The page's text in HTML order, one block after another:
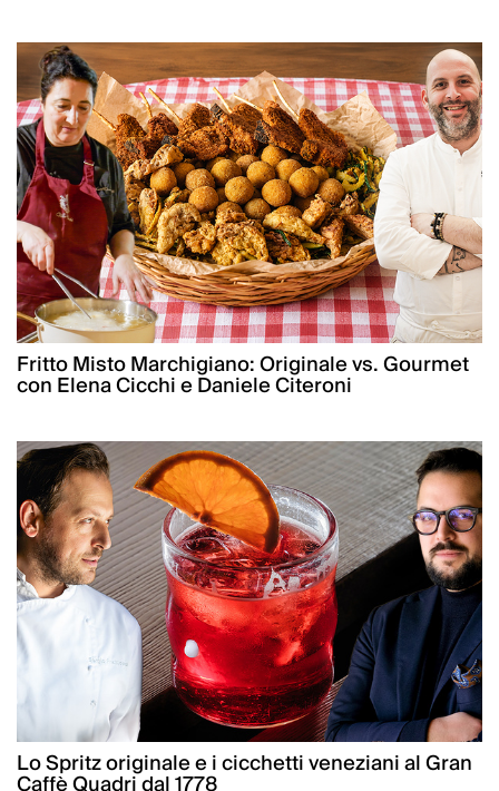
Fritto Misto Marchigiano: Originale vs. Gourmet
con Elena Cicchi e Daniele Citeroni
Lo Spritz originale e i cicchetti veneziani al Gran